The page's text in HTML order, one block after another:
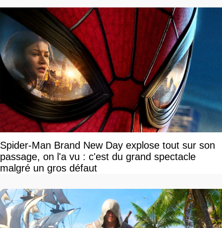
Spider-Man Brand New Day explose tout sur son
passage, on l'a vu : c'est du grand spectacle
malgré un gros défaut